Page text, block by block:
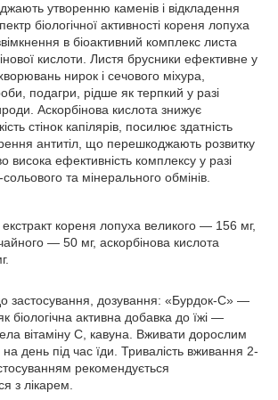
утворенню каменів і відкладення
біологічної активності кореня лопуха
в біоактивний комплекс листа
кислоти. Листя брусники ефективне у
нирок і сечового міхура,
подагри, рідше як терпкий у разі
Аскорбінова кислота знижує
стінок капілярів, посилює здатність
антитіл, що перешкоджають розвитку
висока ефективність комплексу у разі
та мінерального обмінів.
кореня лопуха великого — 156 мг,
— 50 мг, аскорбінова кислота
застосування, дозування: «Бурдок-С» —
біологічна активна добавка до їжі —
вітаміну С, кавуна. Вживати дорослим
на день під час їди. Тривалість вживання 2-
рекомендується
з лікарем.